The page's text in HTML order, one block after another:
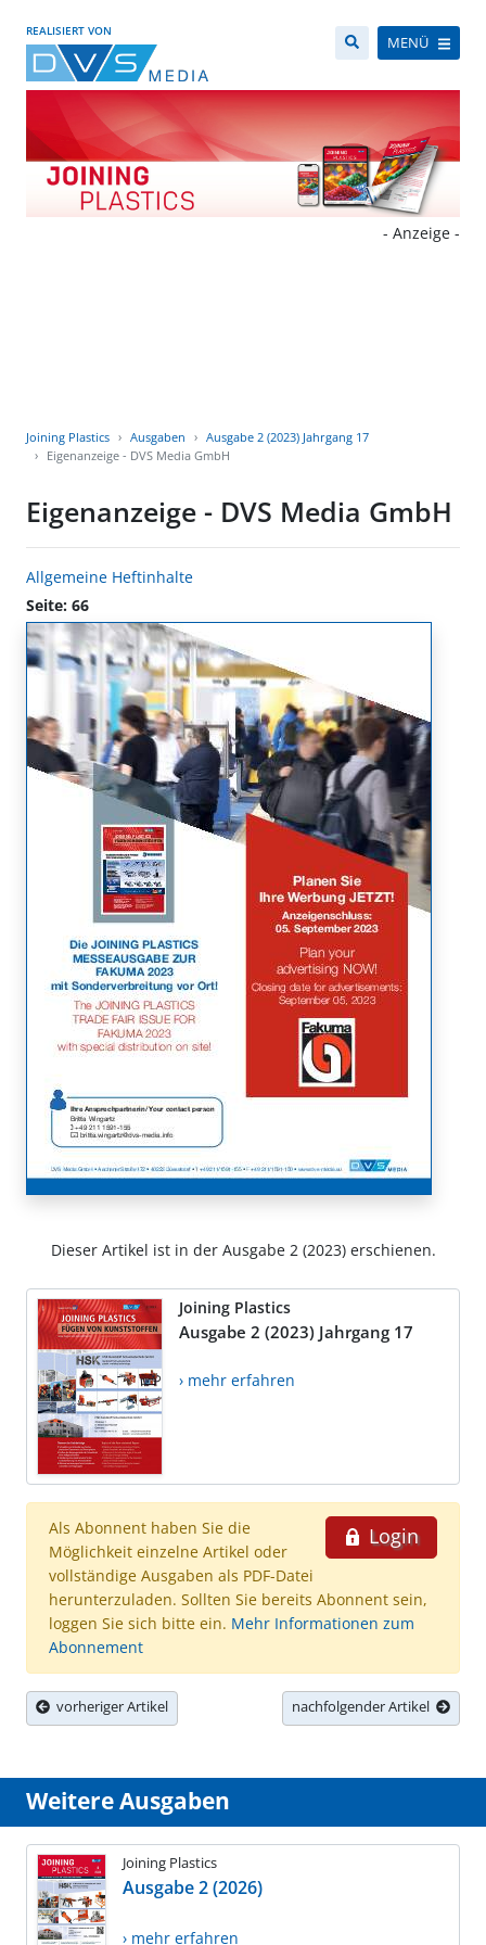
REALISIERT VON
MENÜ
- Anzeige -
Joining Plastics Ausgaben
Ausgabe 2 (2023) Jahrgang 17
Eigenanzeige - DVS Media GmbH
Eigenanzeige - DVS Media GmbH
Allgemeine Heftinhalte
Seite: 66
Dieser Artikel ist in der Ausgabe 2 (2023) erschienen.
Joining Plastics
Ausgabe 2 (2023) Jahrgang 17
› mehr erfahren
Login
Als Abonnent haben Sie die
Möglichkeit einzelne Artikel oder
vollständige Ausgaben als PDF-Datei
herunterzuladen. Sollten Sie bereits Abonnent sein,
loggen Sie sich bitte ein. Mehr Informationen zum
Abonnement
vorheriger Artikel nachfolgender Artikel
Weitere Ausgaben
Joining Plastics
Ausgabe 2 (2026)
› mehr erfahren